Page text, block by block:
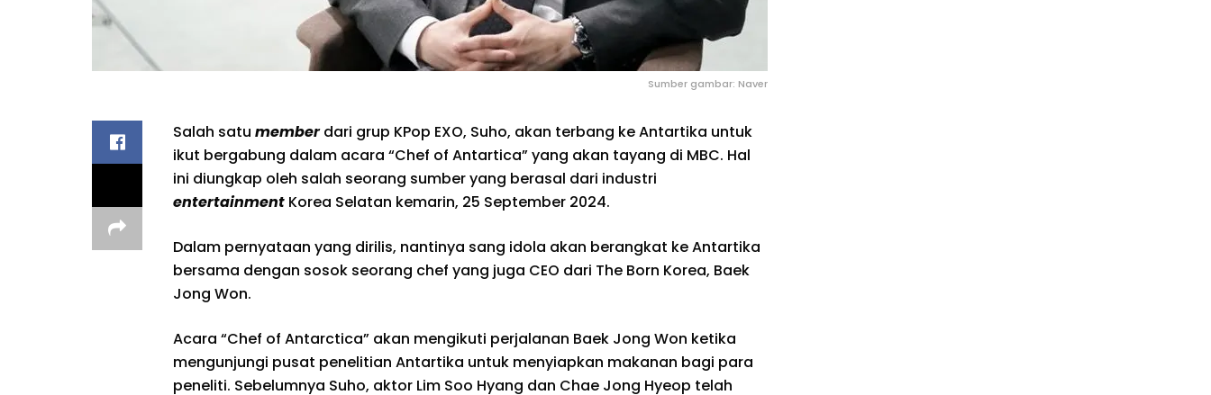
Sumber gambar: Naver
Salah satu memberdari grup KPop EXO, Suho, akan terbang ke Antartika untuk
ikut bergabung dalam acara “Chef of Antartica” yang akan tayang di MBC. Hal
ini diungkap oleh salah seorang sumber yang berasal dari industri
entertainment Korea Selatan kemarin, 25 September 2024.
Dalam pernyataan yang dirilis, nantinya sang idola akan berangkat ke Antartika
bersama dengan sosok seorang chef yang juga CEO dari The Born Korea, Baek
Jong Won.
Acara “Chef of Antarctica” akan mengikuti perjalanan Baek Jong Won ketika
mengunjungi pusat penelitian Antartika untuk menyiapkan makanan bagi para
peneliti. Sebelumnya Suho, aktor Lim Soo Hyang dan Chae Jong Hyeop telah